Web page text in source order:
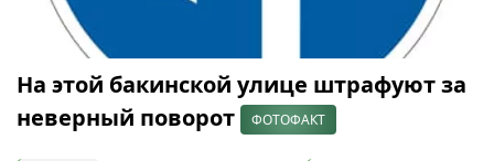
На этой бакинской улице штрафуют за
неверный поворот
ФОТОФАКТ